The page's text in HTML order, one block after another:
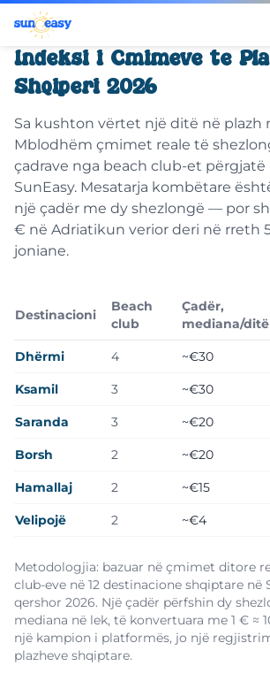
Indeksi i Çmimeve të
Shqipëri 2026
Sa kushton vërtet një ditë në plazh
Mblodhëm çmimet reale të
çadrave nga beach club-et
SunEasy. Mesatarja kombëtare
një çadër me dy shezlongë — por
€ në Adriatikun verior deri në rreth
joniane.
Destinacioni
Beach
club
Çadër,
mediana/ditë
Dhërmi 4 ~€30
Ksamil 3 ~€30
Saranda 3 ~€20
Borsh 2 ~€20
Hamallaj 2 ~€15
Velipojë 2 ~€4
Metodologjia: bazuar në çmimet ditore
club-eve në 12 destinacione shqiptare në
qershor 2026. Një çadër përfshin dy
mediana në lek, të konvertuara me 1 € ≈
një kampion i platformës, jo një
plazheve shqiptare.